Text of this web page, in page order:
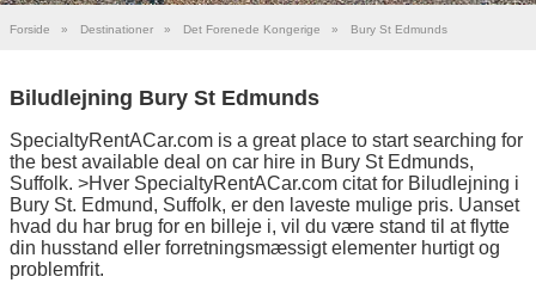
Forside » Destinationer » Det Forenede Kongerige » Bury St Edmunds
Biludlejning Bury St Edmunds
SpecialtyRentACar.com is a great place to start searching for
the best available deal on car hire in Bury St Edmunds,
Suffolk. >Hver SpecialtyRentACar.com citat for Biludlejning i
Bury St. Edmund, Suffolk, er den laveste mulige pris. Uanset
hvad du har brug for en billeje i, vil du være stand til at flytte
din husstand eller forretningsmæssigt elementer hurtigt og
problemfrit.